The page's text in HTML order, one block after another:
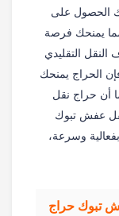
الحصول على
يمنحك فرصة
التقليدي
الحراج يمنحك
أن حراج نقل
عفش تبوك
وسرعة،
تبوك حراج